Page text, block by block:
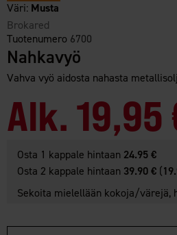
Väri: Musta
Brokared
Tuotenumero 6700
Nahkavyö
Vahva vyö aidosta nahasta
Alk. 19,95
Osta 1 kappale hintaan 24.95 €
Osta 2 kappale hintaan 39.90 € (
Sekoita mielellään kokoja/värejä,